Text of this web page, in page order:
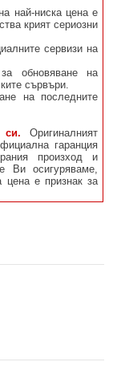
най-ниска цена е
крият сериозни
сервизи на
обновяване на
сървъри.
на последните
си. Оригиналният
гаранция
произход и
Ви осигуряваме,
цена е признак за